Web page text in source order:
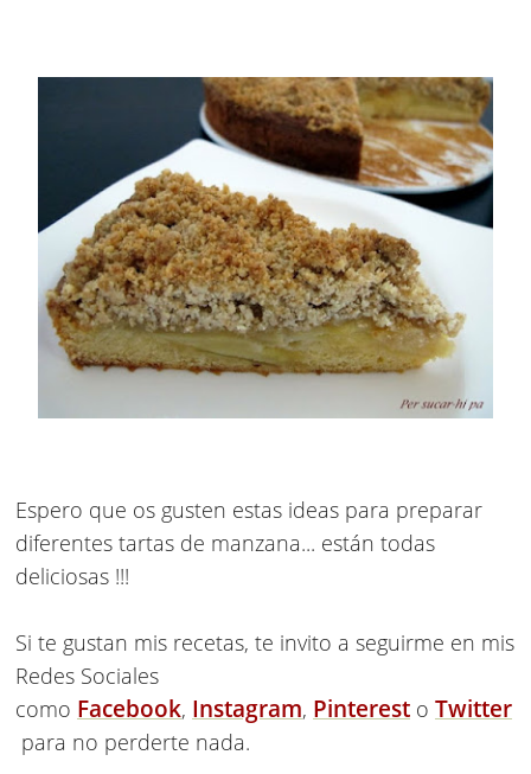
Espero que os gusten estas ideas para preparar
diferentes tartas de manzana... están todas
deliciosas !!!
Si te gustan mis recetas, te invito a seguirme en mis
Redes Sociales
como Facebook, Instagram, Pinterest o Twitter
para no perderte nada.